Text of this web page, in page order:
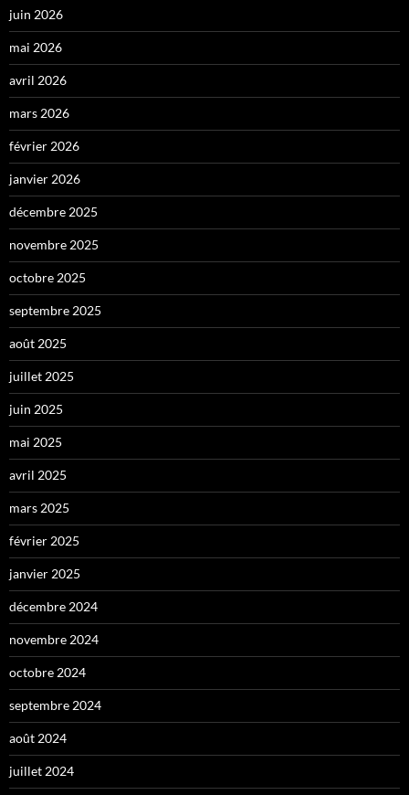
juin 2026
mai 2026
avril 2026
mars 2026
février 2026
janvier 2026
décembre 2025
novembre 2025
octobre 2025
septembre 2025
août 2025
juillet 2025
juin 2025
mai 2025
avril 2025
mars 2025
février 2025
janvier 2025
décembre 2024
novembre 2024
octobre 2024
septembre 2024
août 2024
juillet 2024